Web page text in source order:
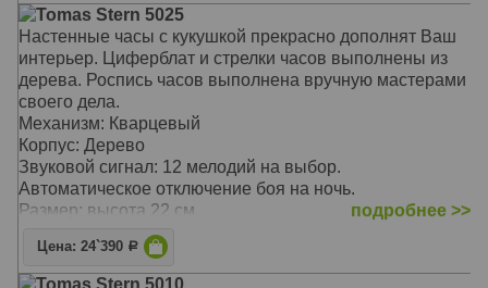
Tomas Stern 5025
Настенные часы с кукушкой прекрасно дополнят Ваш
интерьер. Циферблат и стрелки часов выполнены из
дерева. Роспись часов выполнена вручную мастерами
своего дела.
Механизм: Кварцевый
Корпус: Дерево
Звуковой сигнал: 12 мелодий на выбор.
Автоматическое отключение боя на ночь.
Размер: высота 22 см
подробнее >>
Цена: 24`390 Р
Tomas Stern 5010